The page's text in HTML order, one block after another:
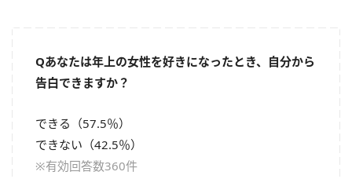
Qあなたは年上の女性を好きになったとき、自分から
告白できますか？
できる（57.5％）
できない（42.5％）
※有効回答数360件